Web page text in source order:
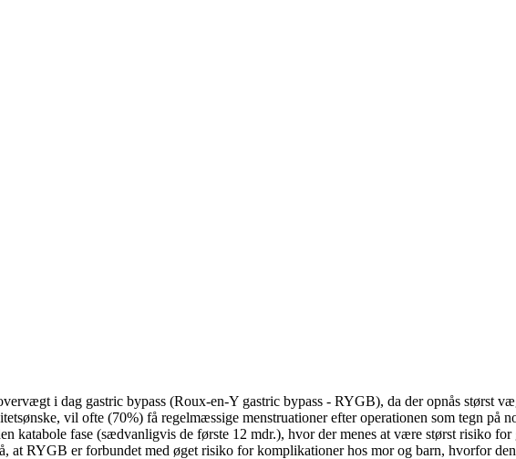
i dag gastric bypass (Roux-en-Y gastric bypass - RYGB), da der opnås størst
vil ofte (70%) få regelmæssige menstruationer efter operationen som tegn
katabole fase (sædvanligvis de første 12 mdr.), hvor der menes at være størst risiko
at RYGB er forbundet med øget risiko for komplikationer hos mor og barn, hvorfor